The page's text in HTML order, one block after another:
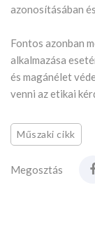
azonosításában
Fontos azonban
alkalmazása
és magánélet
venni az etikai
Műszaki cikk
Megosztás